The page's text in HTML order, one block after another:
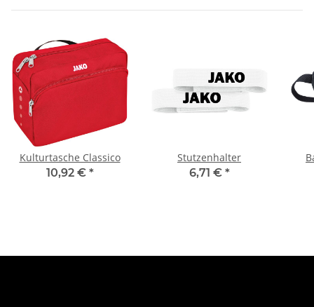
Kulturtasche Classico
10,92 € *
Stutzenhalter
6,71 € *